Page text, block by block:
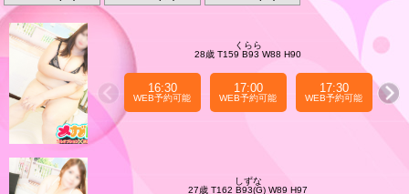
くらら
28歳 T159 B93 W88 H90
16:30
WEB予約可能
17:00
WEB予約可能
17:30
WEB予約可能
しずな
27歳 T162 B93(G) W89 H97